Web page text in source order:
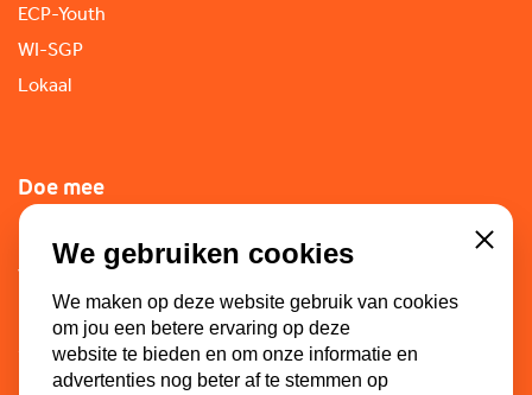
ECP-Youth
WI-SGP
Lokaal
Doe mee
Lid worden
Vacatures
Doneren
Sponsoren
We gebruiken cookies
We maken op deze website gebruik van cookies
om jou een betere ervaring op deze
website te bieden en om onze informatie en
advertenties nog beter af te stemmen op
Close